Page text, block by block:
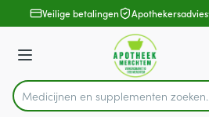
Ga naar de inhoud
1 van 1Veilige betalingen Apothekersadvies
Menu
Product, merk, categorie...
Medicijnen en supplementen zo